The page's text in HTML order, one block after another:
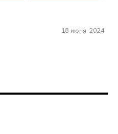
18 июня 2024